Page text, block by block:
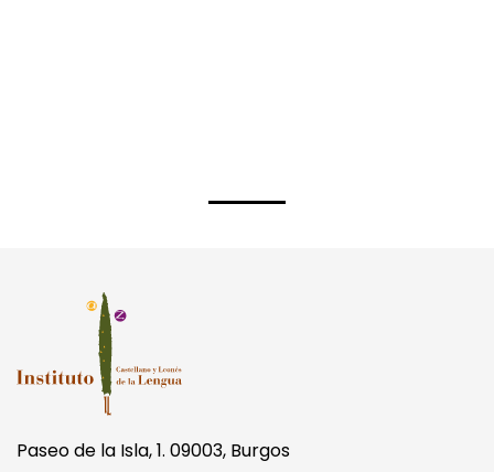
Paseo de la Isla, 1. 09003, Burgos